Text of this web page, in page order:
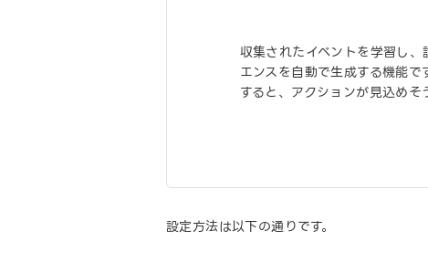
収集されたイベントを学習し
エンスを自動で生成する機能
すると、アクションが見込めそ
設定方法は以下の通りです。